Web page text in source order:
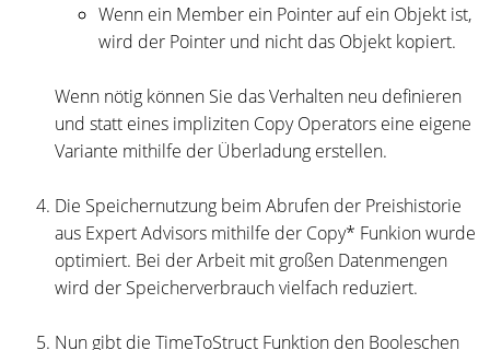
Wenn ein Member ein Pointer auf ein Objekt ist,
wird der Pointer und nicht das Objekt kopiert.
Wenn nötig können Sie das Verhalten neu definieren
und statt eines impliziten Copy Operators eine eigene
Variante mithilfe der Überladung erstellen.
Die Speichernutzung beim Abrufen der Preishistorie
aus Expert Advisors mithilfe der Copy* Funkion wurde
optimiert. Bei der Arbeit mit großen Datenmengen
wird der Speicherverbrauch vielfach reduziert.
Nun gibt die TimeToStruct Funktion den Booleschen